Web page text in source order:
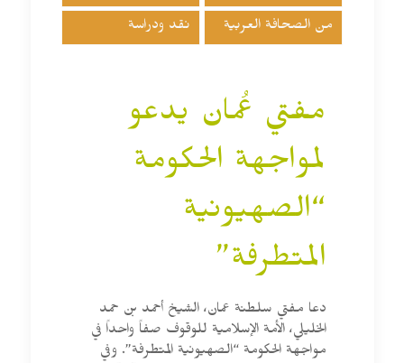
من الصحافة العربية نقد ودراسة
مفتي عُمان يدعو
لمواجهة الحكومة
“الصهيونية
المتطرفة”
دعا مفتي سلطنة عمان، الشيخ أحمد بن حمد
الخليلي، الأمة الإسلامية للوقوف صفاً واحداً في
مواجهة الحكومة “الصهيونية المتطرفة”. وفي